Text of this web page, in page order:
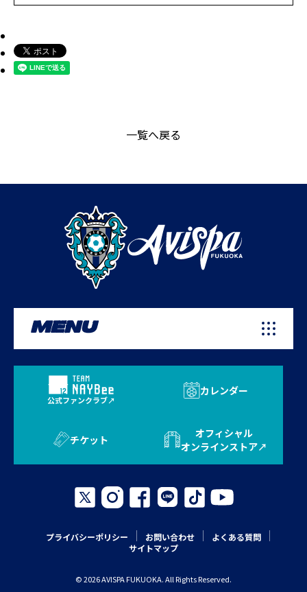
一覧へ戻る
MENU
公式ファンクラブ
カレンダー
チケット
オフィシャル
オンラインストア
プライバシーポリシー お問い合わせ
よくある質問
サイトマップ
© 2026 AVISPA FUKUOKA. All Rights Reserved.